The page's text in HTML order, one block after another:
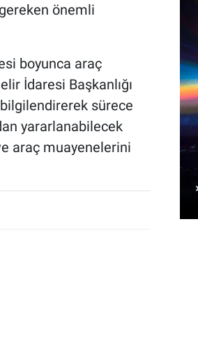
önemli
boyunca araç
İdaresi Başkanlığı
sürece
yararlanabilecek
araç muayenelerini